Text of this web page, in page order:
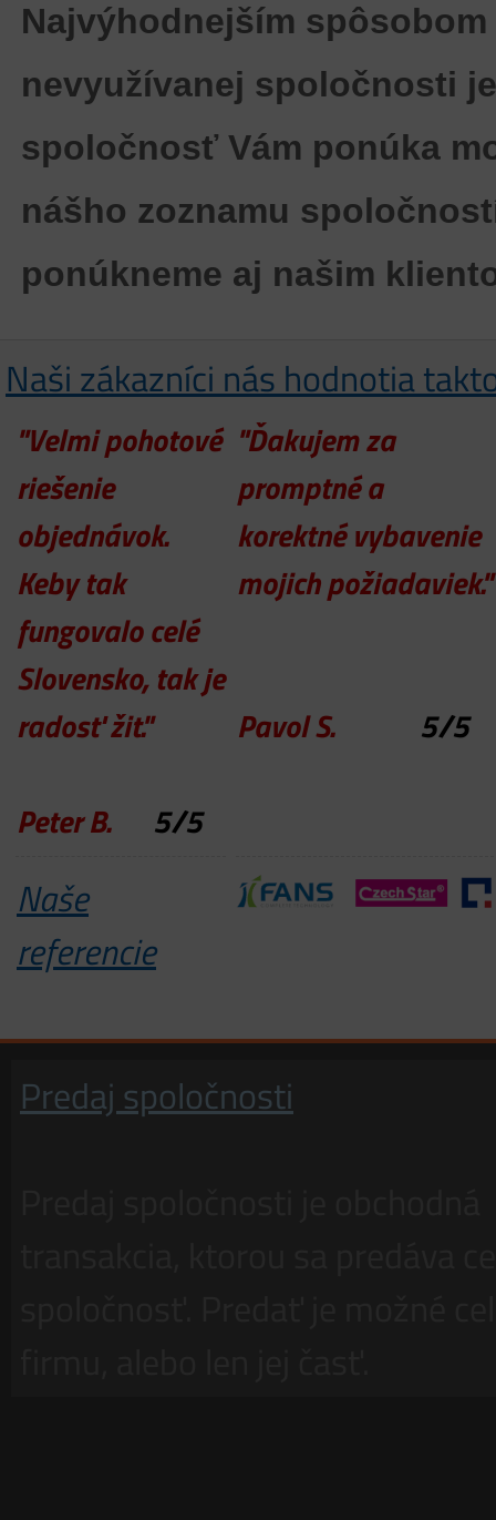
Najvýhodnejším
nevyužívanej spoločnosti
spoločnosť Vám ponúka
nášho zoznamu
ponúkneme aj našim
Naši zákazníci nás hodnotia
"Velmi pohotové
riešenie
objednávok.
Keby tak
fungovalo celé
Slovensko, tak je
radosť žit."
5/5
Peter B.
"Ďakujem za
promptné a
korektné vybavenie
mojich požiadaviek."
5/5
Pavol S.
Naše
referencie
Predaj spoločnosti